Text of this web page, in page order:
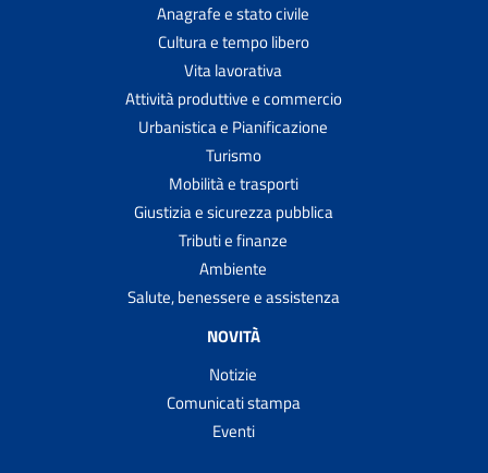
Anagrafe e stato civile
Cultura e tempo libero
Vita lavorativa
Attività produttive e commercio
Urbanistica e Pianificazione
Turismo
Mobilità e trasporti
Giustizia e sicurezza pubblica
Tributi e finanze
Ambiente
Salute, benessere e assistenza
NOVITÀ
Notizie
Comunicati stampa
Eventi